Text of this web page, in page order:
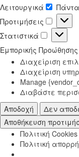
Λειτουργικά
Προτιμήσεις
Στατιστικά
Εμπορικής Προώθησης
Διαχείριση
Διαχείριση
Manage
Διαβάστε
Αποδοχή
Δεν
Αποθήκευση
Πολιτική Cookies
Πολιτική